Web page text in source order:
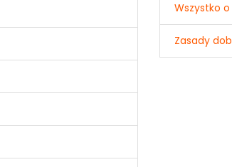
Wszystko
Zasady